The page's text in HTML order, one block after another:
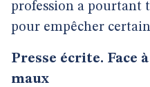
profession a pourtant
pour empêcher
Presse écrite. Face
maux